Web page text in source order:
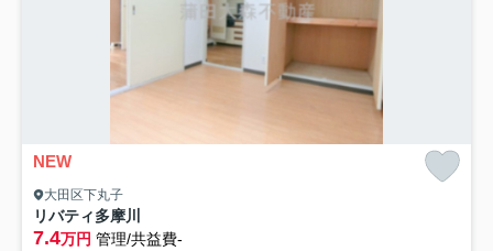
NEW
大田区下丸子
リバティ多摩川
7.4万円 管理/共益費-